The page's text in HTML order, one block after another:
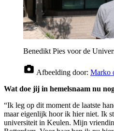
Benedikt Pies voor de
Afbeelding door: Marko
Wat doe jij in hemelsnaam nu
“Ik leg op dit moment de laatste
maar eigenlijk hoor ik hier niet. Ik
universiteit in Keulen. Mijn